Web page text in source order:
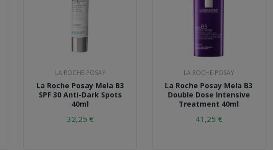
LA ROCHE-POSAY
La Roche Posay Mela B3
SPF 30 Anti-Dark Spots
40ml
32,25 €
LA ROCHE-POSAY
La Roche Posay Mela B3
Double Dose Intensive
Treatment 40ml
41,25 €